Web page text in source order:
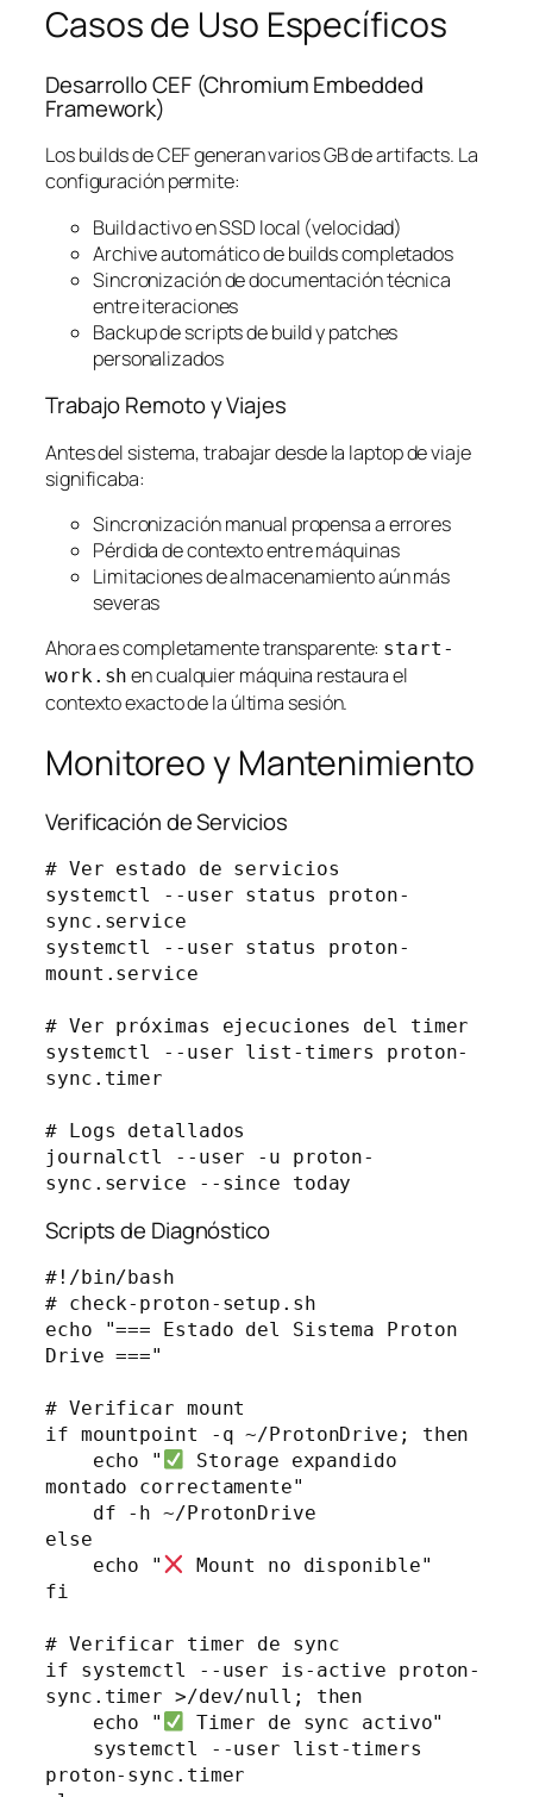
Casos de Uso Específicos
Desarrollo CEF (Chromium Embedded
Framework)
Los builds de CEF generan varios GB de artifacts. La
configuración permite:
Build activo en SSD local (velocidad)
Archive automático de builds completados
Sincronización de documentación técnica
entre iteraciones
Backup de scripts de build y patches
personalizados
Trabajo Remoto y Viajes
Antes del sistema, trabajar desde la laptop de viaje
significaba:
Sincronización manual propensa a errores
Pérdida de contexto entre máquinas
Limitaciones de almacenamiento aún más
severas
Ahora es completamente transparente: start-
work.sh en cualquier máquina restaura el
contexto exacto de la última sesión.
Monitoreo y Mantenimiento
Verificación de Servicios
# Ver estado de servicios
systemctl --user status proton-
sync.service
systemctl --user status proton-
mount.service
# Ver próximas ejecuciones del timer
systemctl --user list-timers proton-
sync.timer
# Logs detallados
journalctl --user -u proton-
Scripts de Diagnóstico
#!/bin/bash
# check-proton-setup.sh
echo "=== Estado del Sistema Proton
Drive ==="
# Verificar mount
if mountpoint -q ~/ProtonDrive; then
    echo "
Storage expandido
montado correctamente"
else
    echo "
Mount no disponible"
fi
# Verificar timer de sync
if systemctl --user is-active proton-
sync.timer >/dev/null; then
    echo "
Timer de sync activo"
proton-sync.timer